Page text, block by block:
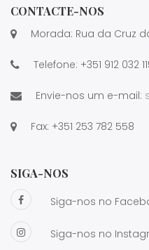
CONTACTE-NOS
Morada: Rua da Cruz
Telefone: +351 912 032
Envie-nos um e-mail:
Fax: +351 253 782 558
SIGA-NOS
Siga-nos no
Siga-nos no